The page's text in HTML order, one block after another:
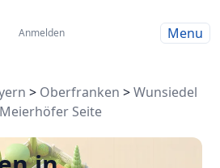
Anmelden Menu
> Oberfranken >Wunsiedel
Meierhöfer Seite